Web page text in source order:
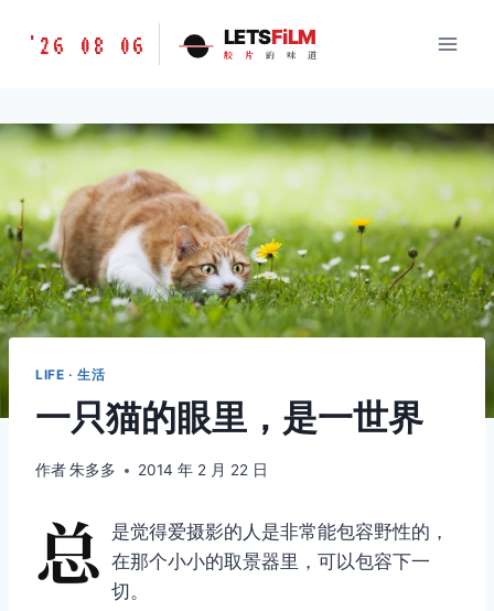
胶
味
道
LETSFILM
'26 08 06 LETSFiLM
胶 片 的 味 道
LIFE · 生活
一只猫的眼里，是一世界
作者朱多多 2014 年 2 月 22 日
总 是觉得爱摄影的人是非常能包容野性的，
在那个小小的取景器里，可以包容下一
切。